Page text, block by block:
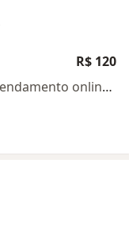
R$ 120
Esse especialista não oferece agendamento online para esse endereço.